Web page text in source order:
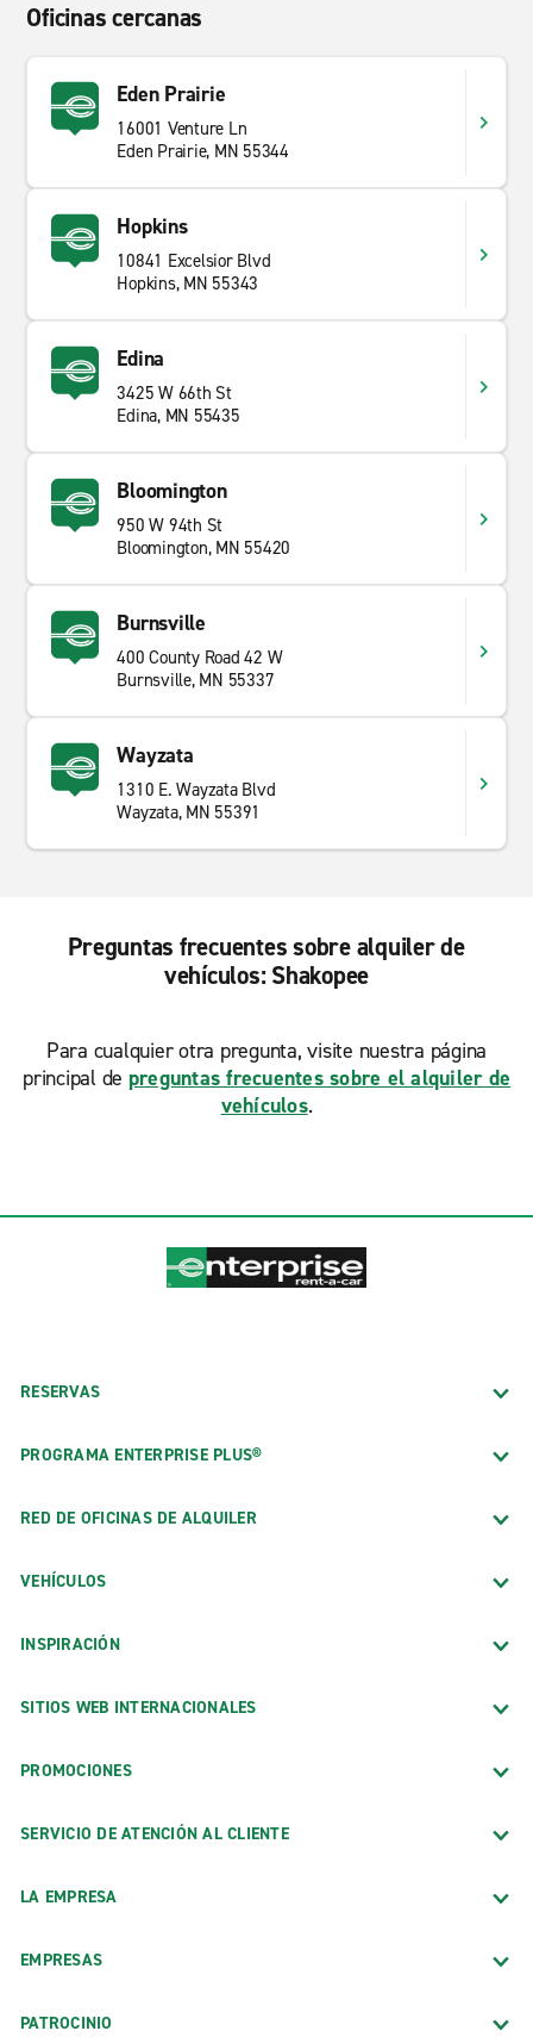
Oficinas cercanas
Eden Prairie
16001 Venture Ln
Eden Prairie, MN 55344
Hopkins
10841 Excelsior Blvd
Hopkins, MN 55343
Edina
3425 W 66th St
Edina, MN 55435
Bloomington
950 W 94th St
Bloomington, MN 55420
Burnsville
400 County Road 42 W
Burnsville, MN 55337
Wayzata
1310 E. Wayzata Blvd
Wayzata, MN 55391
Preguntas frecuentes sobre alquiler de
vehículos: Shakopee
Para cualquier otra pregunta, visite nuestra página
principal de preguntas frecuentes sobre el alquiler de
vehículos.
RESERVAS
PROGRAMA ENTERPRISE PLUS®
RED DE OFICINAS DE ALQUILER
VEHÍCULOS
INSPIRACIÓN
SITIOS WEB INTERNACIONALES
PROMOCIONES
SERVICIO DE ATENCIÓN AL CLIENTE
LA EMPRESA
EMPRESAS
PATROCINIO